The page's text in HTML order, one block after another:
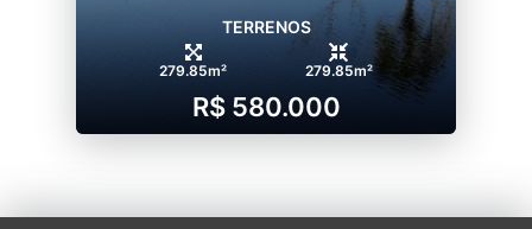
TERRENOS
279.85m² 279.85m²
R$ 580.000